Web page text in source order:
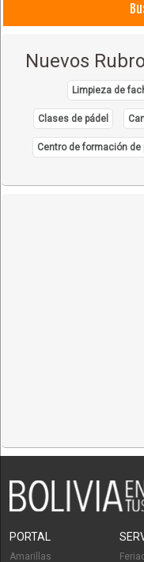
Nuevos
Limpieza de
Clases de pádel
Centro de formación de
PORTAL
Amarillas